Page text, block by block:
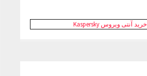
خرید آنتی ویروس Kaspersky